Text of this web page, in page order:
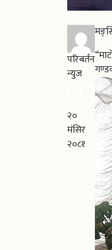
परिबर्तन
न्युज
२०
मंसिर
२०८१